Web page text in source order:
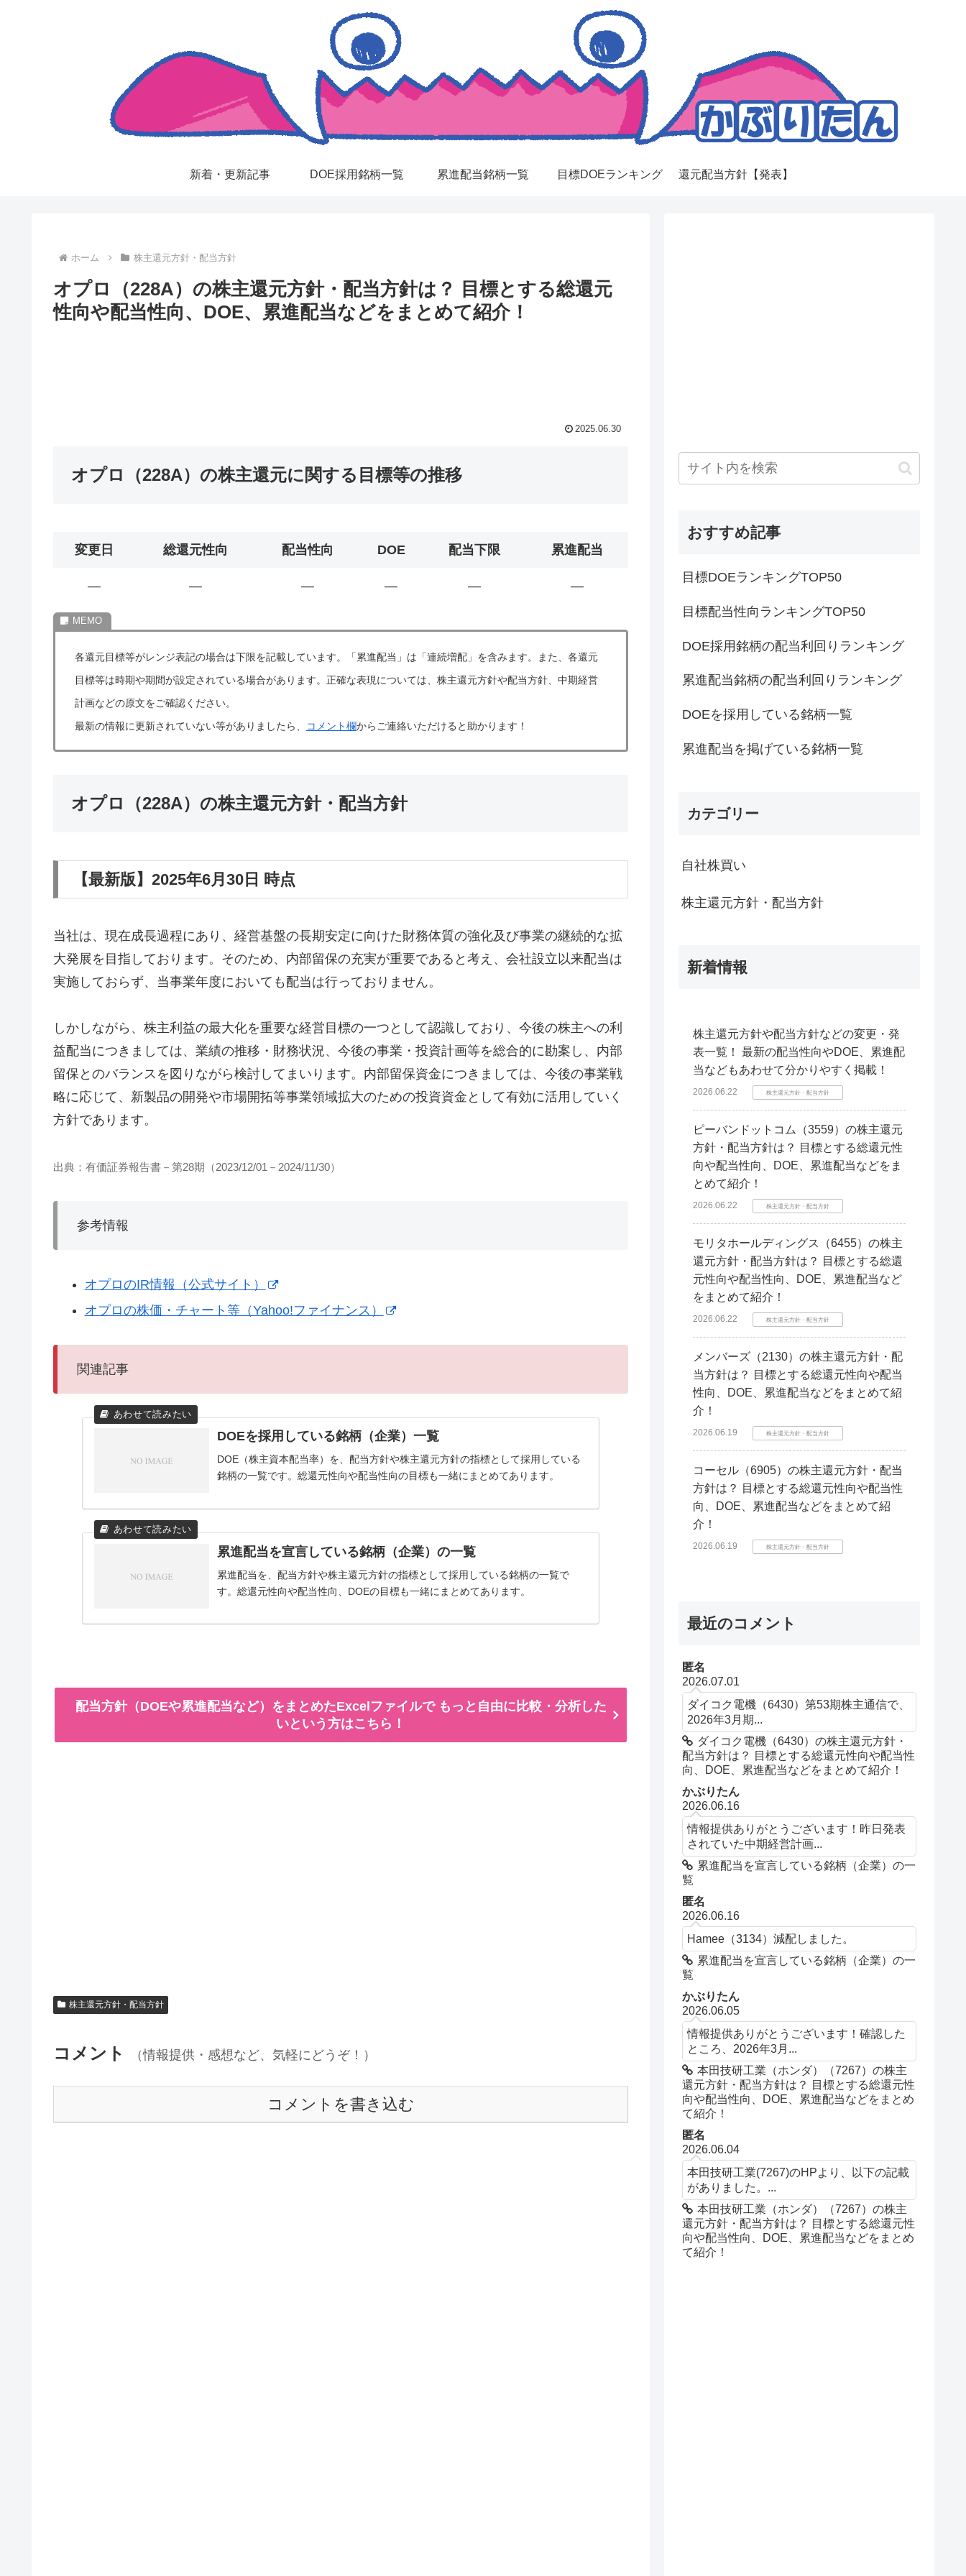
新着・更新記事 DOE採用銘柄一覧 累進配当銘柄一覧 目標DOEランキング 還元配当方針【発表】
ホーム 株主還元方針・配当方針
オプロ（228A）の株主還元方針・配当方針は？ 目標とする総還元
性向や配当性向、DOE、累進配当などをまとめて紹介！
2025.06.30
オプロ（228A）の株主還元に関する目標等の推移
変更日 総還元性向 配当性向 DOE 配当下限 累進配当
― ― ― ― ― ―
各還元目標等がレンジ表記の場合は下限を記載しています。「累進配当」は「連続増配」を含みます。また、各還元
目標等は時期や期間が設定されている場合があります。正確な表現については、株主還元方針や配当方針、中期経営
計画などの原文をご確認ください。
最新の情報に更新されていない等がありましたら、
コメント欄からご連絡いただけると助かります！
オプロ（228A）の株主還元方針・配当方針
【最新版】2025年6月30日 時点
当社は、現在成長過程にあり、経営基盤の長期安定に向けた財務体質の強化及び事業の継続的な拡
大発展を目指しております。そのため、内部留保の充実が重要であると考え、会社設立以来配当は
実施しておらず、当事業年度においても配当は行っておりません。
しかしながら、株主利益の最大化を重要な経営目標の一つとして認識しており、今後の株主への利
益配当につきましては、業績の推移・財務状況、今後の事業・投資計画等を総合的に勘案し、内部
留保とのバランスを図りながら検討してまいります。内部留保資金につきましては、今後の事業戦
略に応じて、新製品の開発や市場開拓等事業領域拡大のための投資資金として有効に活用していく
方針であります。
出典：有価証券報告書－第28期（2023/12/01－2024/11/30）
参考情報
オプロのIR情報（公式サイト）
オプロの株価・チャート等（Yahoo!ファイナンス）
関連記事
DOEを採用している銘柄（企業）一覧
DOE（株主資本配当率）を、配当方針や株主還元方針の指標として採用している
銘柄の一覧です。総還元性向や配当性向の目標も一緒にまとめてあります。
累進配当を宣言している銘柄（企業）の一覧
累進配当を、配当方針や株主還元方針の指標として採用している銘柄の一覧で
す。総還元性向や配当性向、DOEの目標も一緒にまとめてあります。
配当方針（DOEや累進配当など）をまとめたExcelファイルで もっと自由に比較・分析した
いという方はこちら！
株主還元方針・配当方針
コメント （情報提供・感想など、気軽にどうぞ！）
コメントを書き込む
おすすめ記事
目標DOEランキングTOP50
目標配当性向ランキングTOP50
DOE採用銘柄の配当利回りランキング
累進配当銘柄の配当利回りランキング
DOEを採用している銘柄一覧
累進配当を掲げている銘柄一覧
カテゴリー
自社株買い
株主還元方針・配当方針
新着情報
株主還元方針や配当方針などの変更・発
表一覧！ 最新の配当性向やDOE、累進配
当などもあわせて分かりやすく掲載！
2026.06.22 株主還元方針・配当方針
ピーバンドットコム（3559）の株主還元
方針・配当方針は？ 目標とする総還元性
向や配当性向、DOE、累進配当などをま
とめて紹介！
2026.06.22 株主還元方針・配当方針
モリタホールディングス（6455）の株主
還元方針・配当方針は？ 目標とする総還
元性向や配当性向、DOE、累進配当など
をまとめて紹介！
2026.06.22 株主還元方針・配当方針
メンバーズ（2130）の株主還元方針・配
当方針は？ 目標とする総還元性向や配当
性向、DOE、累進配当などをまとめて紹
介！
2026.06.19 株主還元方針・配当方針
コーセル（6905）の株主還元方針・配当
方針は？ 目標とする総還元性向や配当性
向、DOE、累進配当などをまとめて紹
介！
2026.06.19 株主還元方針・配当方針
最近のコメント
匿名
2026.07.01
ダイコク電機（6430）第53期株主通信で、
2026年3月期...
ダイコク電機（6430）の株主還元方針・
配当方針は？ 目標とする総還元性向や配当性
向、DOE、累進配当などをまとめて紹介！
かぶりたん
2026.06.16
情報提供ありがとうございます！昨日発表
されていた中期経営計画...
累進配当を宣言している銘柄（企業）の一
覧
匿名
2026.06.16
Hamee（3134）減配しました。
累進配当を宣言している銘柄（企業）の一
覧
かぶりたん
2026.06.05
情報提供ありがとうございます！確認した
ところ、2026年3月...
本田技研工業（ホンダ）（7267）の株主
還元方針・配当方針は？ 目標とする総還元性
向や配当性向、DOE、累進配当などをまとめ
て紹介！
匿名
2026.06.04
本田技研工業(7267)のHPより、以下の記載
がありました。...
本田技研工業（ホンダ）（7267）の株主
還元方針・配当方針は？ 目標とする総還元性
向や配当性向、DOE、累進配当などをまとめ
て紹介！